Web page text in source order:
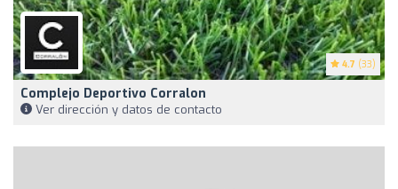
4.7 (33)
Complejo Deportivo Corralon
Ver dirección y datos de contacto